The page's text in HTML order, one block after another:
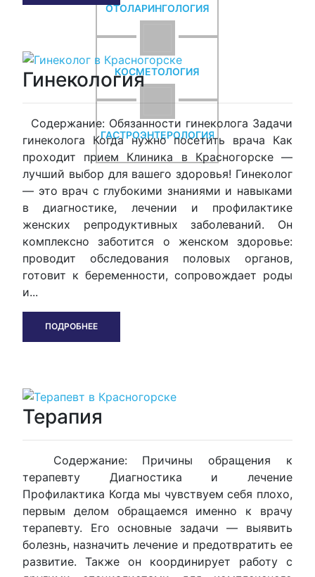
ОТОЛАРИНГОЛОГИЯ
КОСМЕТОЛОГИЯ
ГАСТРОЭНТЕРОЛОГИЯ
Гинекология
Содержание: Обязанности гинеколога Задачи
гинеколога Когда нужно посетить врача Как
проходит прием Клиника в Красногорске —
лучший выбор для вашего здоровья! Гинеколог
— это врач с глубокими знаниями и навыками
в диагностике, лечении и профилактике
женских репродуктивных заболеваний. Он
комплексно заботится о женском здоровье:
проводит обследования половых органов,
готовит к беременности, сопровождает роды
и...
ПОДРОБНЕЕ
Терапия
Содержание: Причины обращения к
терапевту Диагностика и лечение
Профилактика Когда мы чувствуем себя плохо,
первым делом обращаемся именно к врачу
терапевту. Его основные задачи — выявить
болезнь, назначить лечение и предотвратить ее
развитие. Также он координирует работу с